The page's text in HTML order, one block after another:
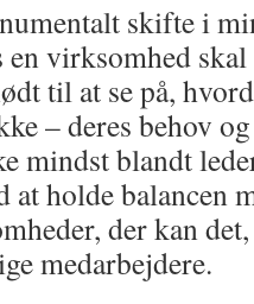
skifte i
en virksomhed
til at se på,
– deres behov
mindst blandt
at holde balancen
der kan
medarbejdere.